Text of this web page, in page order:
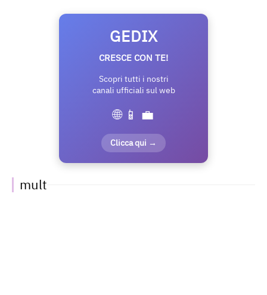
GEDIX
CRESCE CON TE!
Scopri tutti i nostri
canali ufficiali sul web
🌐 📱 💼
Clicca qui →
mult